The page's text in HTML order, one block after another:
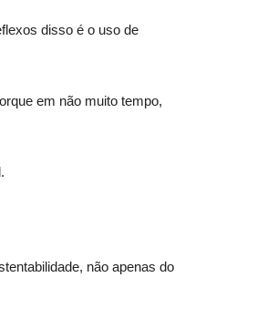
disso é o uso de
em não muito tempo,
não apenas do